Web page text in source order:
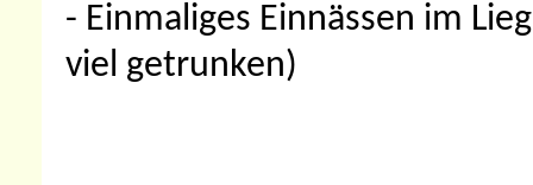
- Einmaliges Einnässen im
viel getrunken)